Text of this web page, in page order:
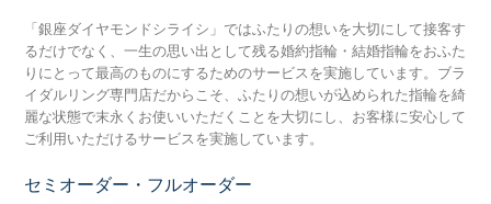
「銀座ダイヤモンドシライシ」ではふたりの想いを大切にして接客す
るだけでなく、一生の思い出として残る婚約指輪・結婚指輪をおふた
りにとって最高のものにするためのサービスを実施しています。ブラ
イダルリング専門店だからこそ、ふたりの想いが込められた指輪を綺
麗な状態で末永くお使いいただくことを大切にし、お客様に安心して
ご利用いただけるサービスを実施しています。
セミオーダー・フルオーダー